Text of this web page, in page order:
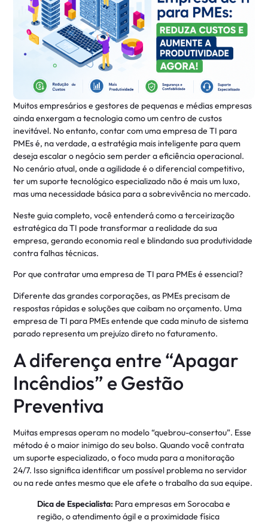
Muitos empresários e gestores de pequenas e médias empresas
ainda enxergam a tecnologia como um centro de custos
inevitável. No entanto, contar com uma empresa de TI para
PMEs é, na verdade, a estratégia mais inteligente para quem
deseja escalar o negócio sem perder a eficiência operacional.
No cenário atual, onde a agilidade é o diferencial competitivo,
ter um suporte tecnológico especializado não é mais um luxo,
mas uma necessidade básica para a sobrevivência no mercado.
Neste guia completo, você entenderá como a terceirização
estratégica da TI pode transformar a realidade da sua
empresa, gerando economia real e blindando sua produtividade
contra falhas técnicas.
Por que contratar uma empresa de TI para PMEs é essencial?
Diferente das grandes corporações, as PMEs precisam de
respostas rápidas e soluções que caibam no orçamento. Uma
empresa de TI para PMEs entende que cada minuto de sistema
parado representa um prejuízo direto no faturamento.
A diferença entre “Apagar
Incêndios” e Gestão
Preventiva
Muitas empresas operam no modelo “quebrou-consertou”. Esse
método é o maior inimigo do seu bolso. Quando você contrata
um suporte especializado, o foco muda para a monitoração
24/7. Isso significa identificar um possível problema no servidor
ou na rede antes mesmo que ele afete o trabalho da sua equipe.
Dica de Especialista: Para empresas em Sorocaba e
região, o atendimento ágil e a proximidade física